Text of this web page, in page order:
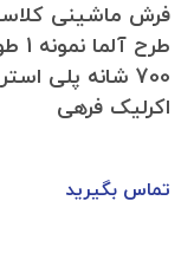
فرش ماشینی
طرح
700 شانه پلی
اکرلیک فرهی
تماس بگیرید